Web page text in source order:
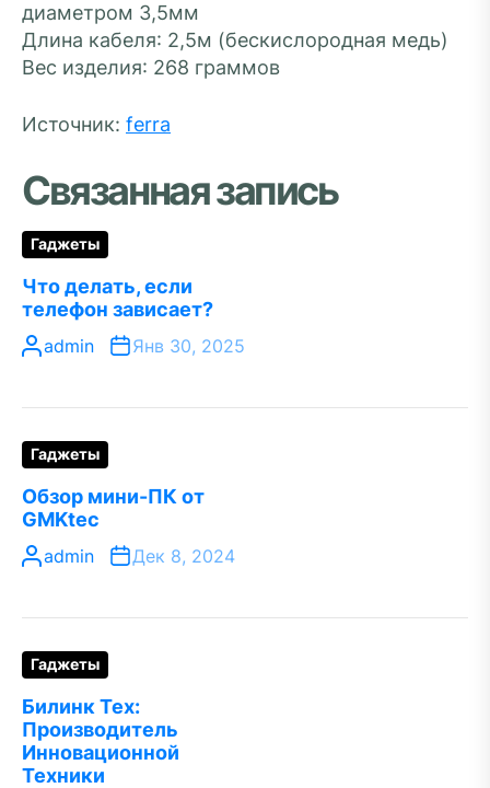
диаметром 3,5мм
Длина кабеля: 2,5м (бескислородная медь)
Вес изделия: 268 граммов
Источник: ferra
Связанная запись
Гаджеты
Что делать, если
телефон зависает?
admin Янв 30, 2025
Гаджеты
Обзор мини-ПК от
GMKtec
admin Дек 8, 2024
Гаджеты
Билинк Тех:
Производитель
Инновационной
Техники